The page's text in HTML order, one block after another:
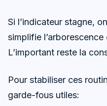
Si l’indicateur stagne,
simplifie
L’important reste la
Pour stabiliser ces
garde-fous utiles: